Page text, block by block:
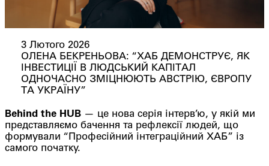
3 Лютого 2026
ОЛЕНА БЕКРЕНЬОВА: “ХАБ ДЕМОНСТРУЄ, ЯК
ІНВЕСТИЦІЇ В ЛЮДСЬКИЙ КАПІТАЛ
ОДНОЧАСНО ЗМІЦНЮЮТЬ АВСТРІЮ, ЄВРОПУ
ТА УКРАЇНУ”
Behind the HUB — це нова серія інтерв’ю, у якій ми
представляємо бачення та рефлексії людей, що
формували “Професійний інтеграційний ХАБ” із
самого початку.